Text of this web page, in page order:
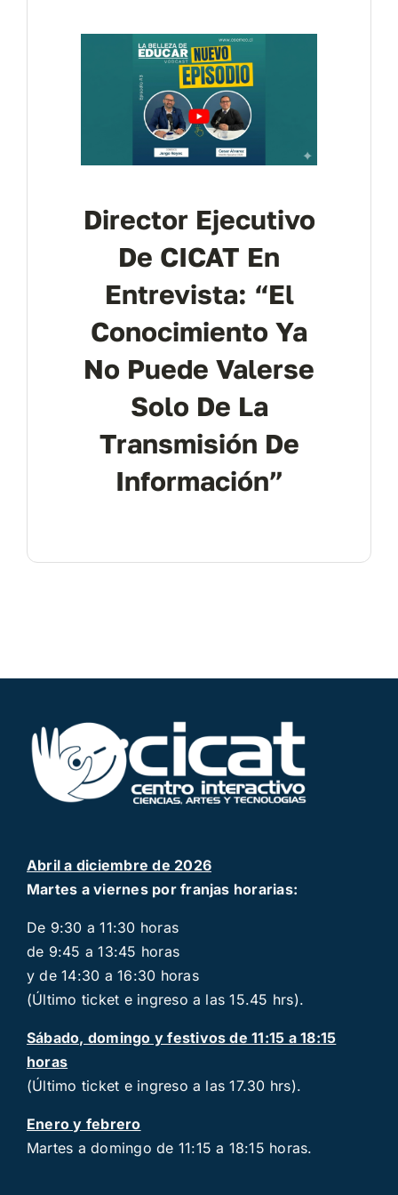
Director Ejecutivo
De CICAT En
Entrevista: “El
Conocimiento Ya
No Puede Valerse
Solo De La
Transmisión De
Información”
Abril a diciembre de 2026
Martes a viernes por franjas horarias:
De 9:30 a 11:30 horas
de 9:45 a 13:45 horas
y de 14:30 a 16:30 horas
(Último ticket e ingreso a las 15.45 hrs).
Sábado, domingo y festivos de 11:15 a 18:15
horas
(Último ticket e ingreso a las 17.30 hrs).
Enero y febrero
Martes a domingo de 11:15 a 18:15 horas.